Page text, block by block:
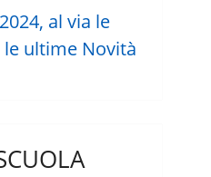
al via le
ultime Novità